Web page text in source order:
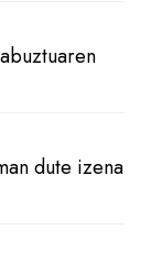
dute izena